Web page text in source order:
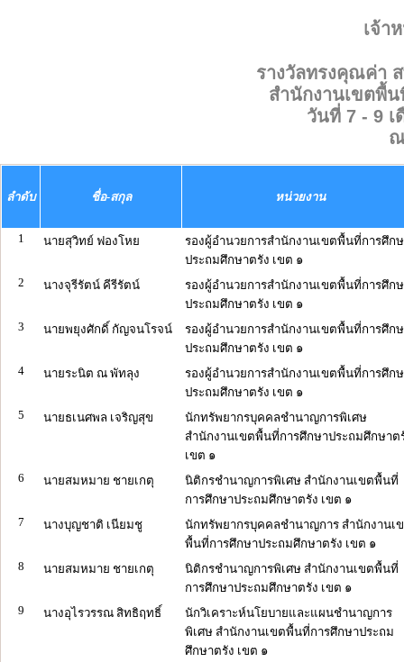
เจ้า
รางวัลทรงคุณค่า
สำนักงานเขตพื้
วันที่ 7 - 9
ลำดับ ชื่อ-สกุล หน่วยงาน
1 นายสุวิทย์ ฟองโหย
รองผู้อำนวยการสำนักงานเขตพื้นที่การศึก
ประถมศึกษาตรัง เขต ๑
2
นางจุรีรัตน์ คีรีรัตน์
รองผู้อำนวยการสำนักงานเขตพื้นที่การศึก
ประถมศึกษาตรัง เขต ๑
3
นายพยุงศักดิ์ กัญจนโรจน์
รองผู้อำนวยการสำนักงานเขตพื้นที่การศึก
ประถมศึกษาตรัง เขต ๑
4
นายระนิต ณ พัทลุง
รองผู้อำนวยการสำนักงานเขตพื้นที่การศึก
ประถมศึกษาตรัง เขต ๑
5
นายธเนศพล เจริญสุข
นักทรัพยากรบุคคลชำนาญการพิเศษ
สำนักงานเขตพื้นที่การศึกษาประถมศึกษาต
เขต ๑
6
นายสมหมาย ชายเกตุ
นิติกรชำนาญการพิเศษ สำนักงานเขตพื้นที่
การศึกษาประถมศึกษาตรัง เขต ๑
7
นางบุญชาติ เนียมชู
นักทรัพยากรบุคคลชำนาญการ สำนักงานเ
พื้นที่การศึกษาประถมศึกษาตรัง เขต ๑
8
นายสมหมาย ชายเกตุ
นิติกรชำนาญการพิเศษ สำนักงานเขตพื้นที่
การศึกษาประถมศึกษาตรัง เขต ๑
9
นางอุไรวรรณ สิทธิฤทธิ์
นักวิเคราะห์นโยบายและแผนชำนาญการ
พิเศษ สำนักงานเขตพื้นที่การศึกษาประถม
ศึกษาตรัง เขต ๑